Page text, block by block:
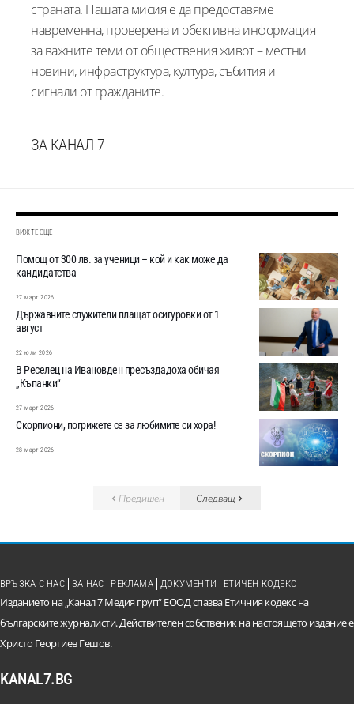
страната. Нашата мисия е да предоставяме
навременна, проверена и обективна информация
за важните теми от обществения живот – местни
новини, инфраструктура, култура, събития и
сигнали от гражданите.
ЗА КАНАЛ 7
ВИЖТЕ ОЩЕ
Помощ от 300 лв. за ученици – кой и как може да
кандидатства
27 март 2026
Държавните служители плащат осигуровки от 1
август
22 юли 2026
В Реселец на Ивановден пресъздадоха обичая
„Къпанки“
27 март 2026
Скорпиони, погрижете се за любимите си хора!
28 март 2026
Предишен Следващ
Изданието на „Канал 7 Медия груп“ ЕООД спазва Етичния кодекс на
българските журналисти. Действителен собственик на настоящето издание е
Христо Георгиев Гешов.
KANAL7.BG
ВРЪЗКА С НАС ЗА НАС РЕКЛАМА ДОКУМЕНТИ ЕТИЧЕН КОДЕКС